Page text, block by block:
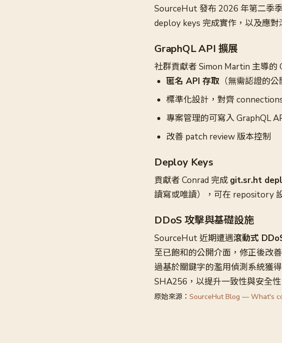
SourceHut 發布 2026 年第二季
deploy keys 完成實作，以及應對
GraphQL API 擴展
社群貢獻者 Simon Martin 主導的
匿名 API 存取 （無需認證的公
標準化設計，對齊
專案管理的可寫入 GraphQL
改善 patch review 版本控制
Deploy Keys
貢獻者 Conrad 完成 git.sr.ht
讀寫或唯讀），可在 repository
DDoS 攻擊與基礎設施
SourceHut 近期遭遇滾動式
至已飽和的公開介面，修正後改
過基於關鍵字的濫用偵測系統獲
SHA256，以提升一致性與安全性
原始來源： SourceHut Blog — What's